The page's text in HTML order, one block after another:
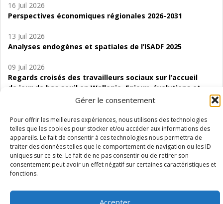
Gérer le consentement
Pour offrir les meilleures expériences, nous utilisons des technologies
telles que les cookies pour stocker et/ou accéder aux informations des
appareils. Le fait de consentir à ces technologies nous permettra de
traiter des données telles que le comportement de navigation ou les ID
uniques sur ce site. Le fait de ne pas consentir ou de retirer son
consentement peut avoir un effet négatif sur certaines caractéristiques et
fonctions.
Accepter
16 Juil 2026
Perspectives économiques régionales 2026-2031
13 Juil 2026
Analyses endogènes et spatiales de l’ISADF 2025
09 Juil 2026
Regards croisés des travailleurs sociaux sur l’accueil
de jour de bas seuil en Wallonie. Enjeux, évolutions et
06 Juil 2026
Étude d’évaluabilité des Structures
d’accompagnement à l’autocréation d’emploi (SAACE)
01 Juil 2026
Pénurie du personnel infirmier :quels indicateurs
Wallonie ?